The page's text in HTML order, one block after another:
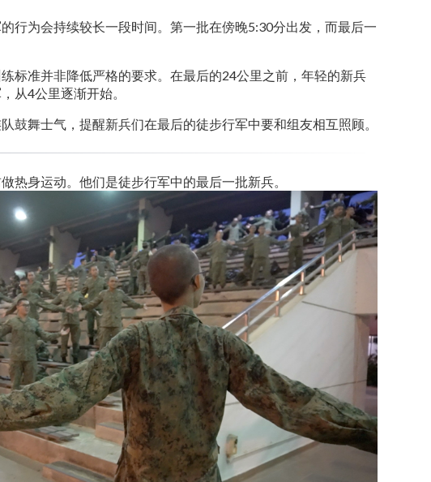
行为会持续较长一段时间。第一批在傍晚5:30分出发，而最后一
标准并非降低严格的要求。在最后的24公里之前，年轻的新兵
从4公里逐渐开始。
鼓舞士气，提醒新兵们在最后的徒步行军中要和组友相互照顾。
热身运动。他们是徒步行军中的最后一批新兵。